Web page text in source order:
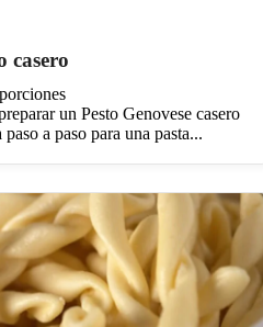
casero
un Pesto Genovese casero
a paso para una pasta...